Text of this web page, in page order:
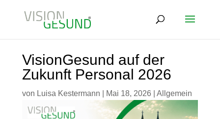
VisionGesund auf der
Zukunft Personal 2026
von Luisa Kestermann Mai 18, 2026 Allgemein